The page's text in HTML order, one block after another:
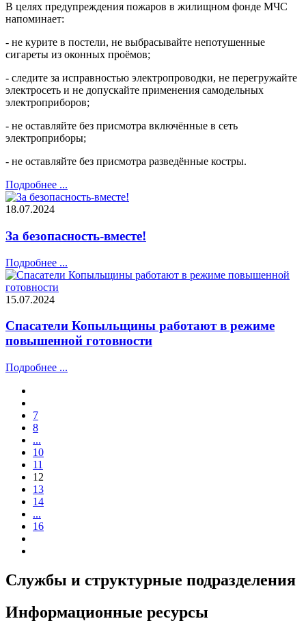
В целях предупреждения пожаров в жилищном фонде МЧС
напоминает:
- не курите в постели, не выбрасывайте непотушенные
сигареты из оконных проёмов;
- следите за исправностью электропроводки, не перегружайте
электросеть и не допускайте применения самодельных
электроприборов;
- не оставляйте без присмотра включённые в сеть
электроприборы;
- не оставляйте без присмотра разведённые костры.
Подробнее ...
18.07.2024
За безопасность-вместе!
Подробнее ...
15.07.2024
Спасатели Копыльщины работают в режиме
повышенной готовности
Подробнее ...
7
8
...
10
11
12
13
14
...
16
Службы и структурные подразделения
Информационные ресурсы